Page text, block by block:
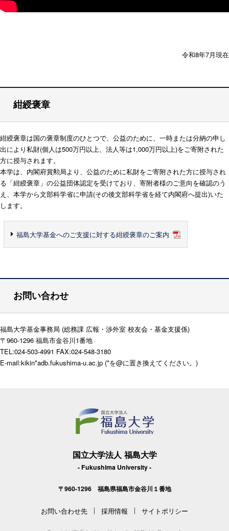
令和8年7月現在
紺綬褒章
紺綬褒章は国の褒章制度のひとつで、公益のために、一時または分納の申し
出により私財(個人は500万円以上、法人等は1,000万円以上)をご寄附された
方に授与されます。
本学は、内閣府賞勲局より、公益のために私財をご寄附された方に授与され
る「紺綬褒章」の公益団体認定を受けており、寄附者様のご意向を確認のう
え、本学から文部科学省に申請(その後文部科学省を経て内閣府へ提出)いた
します。
福島大学基金へのご支援に対する紺綬褒章のご案内
お問い合わせ
福島大学基金事務局 (総務課 広報・渉外室 校友会・基金支援係)
〒960-1296 福島市金谷川1番地
TEL:024-503-4991 FAX:024-548-3180
E-mail:kikin*adb.fukushima-u.ac.jp (*を@に置き換えてください。)
国立大学法人 福島大学
- Fukushima University -
〒960-1296 福島県福島市金谷川１番地
お問い合わせ先 採用情報 サイトポリシー